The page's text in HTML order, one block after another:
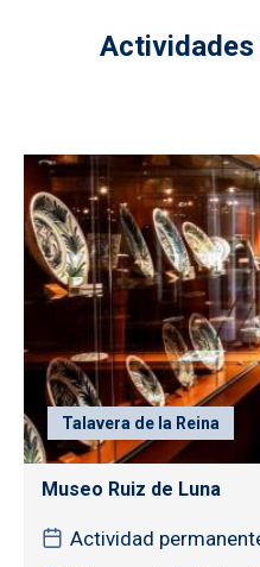
Actividades
Talavera de la Reina
Museo Ruiz de Luna
Actividad